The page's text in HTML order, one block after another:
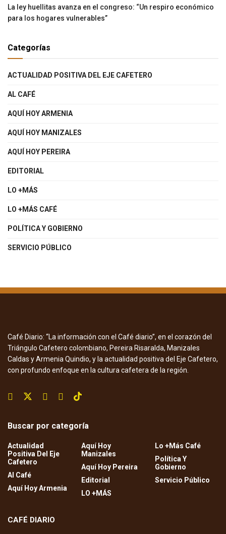
La ley huellitas avanza en el congreso: “Un respiro económico
para los hogares vulnerables”
Categorías
ACTUALIDAD POSITIVA DEL EJE CAFETERO
AL CAFÉ
AQUÍ HOY ARMENIA
AQUÍ HOY MANIZALES
AQUÍ HOY PEREIRA
EDITORIAL
LO +MÁS
LO +MÁS CAFÉ
POLÍTICA Y GOBIERNO
SERVICIO PÚBLICO
Café Diario: “La información con el Café diario”, en el corazón del
Triángulo Cafetero colombiano, Pereira Risaralda, Manizales
Caldas y Armenia Quindio, y la actualidad positiva del Eje Cafetero,
con profundo enfoque en la cultura cafetera de la región.
Buscar por categoría
Actualidad
Positiva Del Eje
Cafetero
Al Café
Aquí Hoy Armenia
Aquí Hoy
Manizales
Aquí Hoy Pereira
Editorial
LO +MÁS
Lo +Más Café
Política Y
Gobierno
Servicio Público
CAFÉ DIARIO